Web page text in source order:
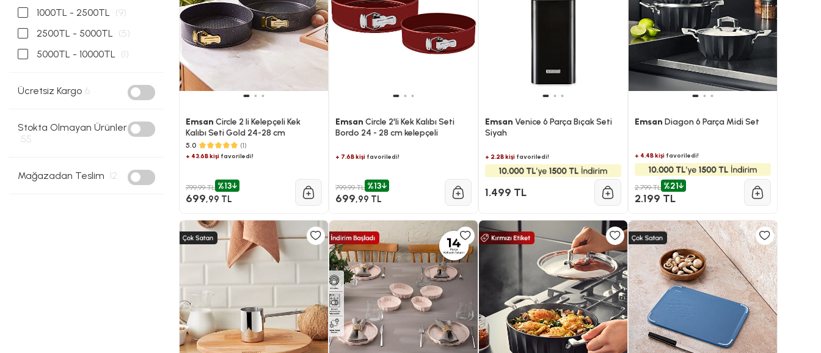
1000TL - 2500TL (9)
2500TL - 5000TL (5)
5000TL - 10000TL (1)
Ücretsiz Kargo 6
Stokta Olmayan Ürünler
55
Mağazadan Teslim 12
Emsan Circle 2 li Kelepçeli Kek
Kalıbı Seti Gold 24-28 cm
5.0 (1)
+ 43.6B kişifavoriledi!
799,99 TL %13
699,99 TL
Emsan Circle 2'li Kek Kalıbı Seti
Bordo 24 - 28 cm kelepçeli
+ 7.6B kişifavoriledi!
799,99 TL %13
699,99 TL
Emsan Venice 6 Parça Bıçak Seti
Siyah
+ 2.2B kişifavoriledi!
1.499 TL
Emsan Diagon 6 Parça Midi Set
+ 4.4B kişi favoriledi!
2.799 TL %21
2.199 TL